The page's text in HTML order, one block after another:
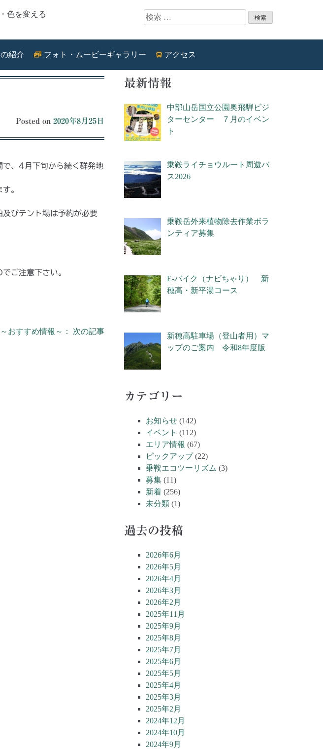
色を変える 検索:
紹介 フォト・ムービーギャラリー アクセス
Posted on 2020年8月25日
で、4月下旬から続く群発地
。
びテント場は予約が必要
ご注意下さい。
おすすめ情報～： 次の記事
最新情報
中部山岳国立公園奥飛騨ビジ
ターセンター ７月のイベン
ト
乗鞍ライチョウルート周遊バ
ス2026
乗鞍岳外来植物除去作業ボラ
ンティア募集
E-バイク（ナビちゃり） 新
穂高・新平湯コース
新穂高駐車場（登山者用）マ
ップのご案内 令和8年度版
カテゴリー
お知らせ (142)
イベント (112)
エリア情報 (67)
ピックアップ(22)
乗鞍エコツーリズム (3)
募集 (11)
新着 (256)
未分類 (1)
過去の投稿
2026年6月
2026年5月
2026年4月
2026年3月
2026年2月
2025年11月
2025年9月
2025年8月
2025年7月
2025年6月
2025年5月
2025年4月
2025年3月
2025年2月
2024年12月
2024年10月
2024年9月